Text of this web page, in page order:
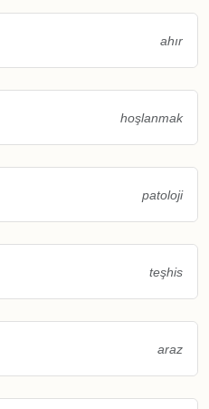
ahır
hoşlanmak
patoloji
teşhis
araz